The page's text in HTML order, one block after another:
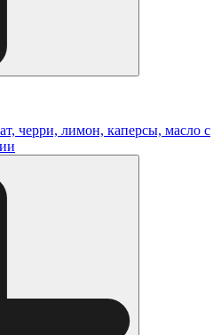
черри, лимон, каперсы, масло с